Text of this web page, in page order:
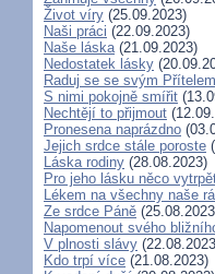
Život víry (25.09.2023)
Naši práci (22.09.2023)
Naše láska(21.09.2023)
Nedostatek lásky
Raduj se se svým Přítelem
S nimi pokojně smířit
Nechtějí to přijmout
Pronesena naprázdno
Jejich srdce stále poroste
Láska rodiny (28.08.2023)
Pro jeho lásku něco
Lékem na všechny naše
Ze srdce Páně
Napomenout svého
V plnosti slávy
Kdo trpí více (21.08.2023)